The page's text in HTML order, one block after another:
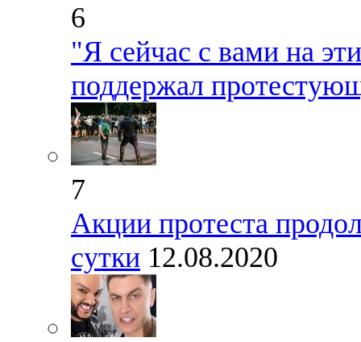
6
"Я сейчас с вами на
поддержал
7
Акции протеста
сутки 12.08.2020